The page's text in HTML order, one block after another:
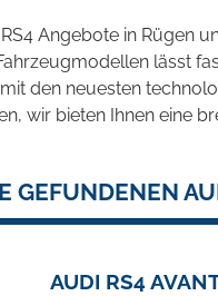
Angebote in Rügen
lässt
den neuesten
wir bieten Ihnen eine
GEFUNDENEN
AUDI RS4